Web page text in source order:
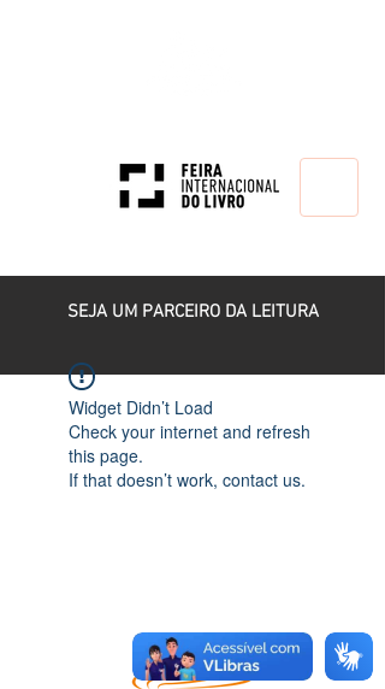
SEJA UM PARCEIRO DA LEITURA
Widget Didn’t Load
Check your internet and refresh
this page.
If that doesn’t work, contact us.